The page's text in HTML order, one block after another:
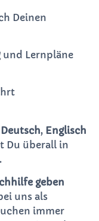
Deinen
und Lernpläne
Deutsch, Englisch
Du überall in
geben
uns als
immer